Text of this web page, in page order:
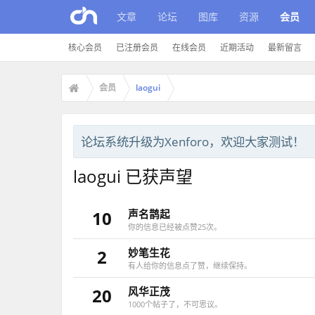
文章 论坛 图库 资源 会员
核心会员 已注册会员 在线会员 近期活动 最新留言
会员 laogui
论坛系统升级为Xenforo，欢迎大家测试！
laogui 已获声望
10
声名鹊起
你的信息已经被点赞25次。
2 妙笔生花
有人给你的信息点了赞，继续保持。
20 风华正茂
1000个帖子了，不可思议。